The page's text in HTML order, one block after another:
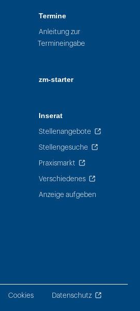
Termine
Anleitung zur
Termineingabe
zm-starter
Inserat
Stellenangebote
Stellengesuche
Praxismarkt
Verschiedenes
Anzeige aufgeben
Cookies Datenschutz